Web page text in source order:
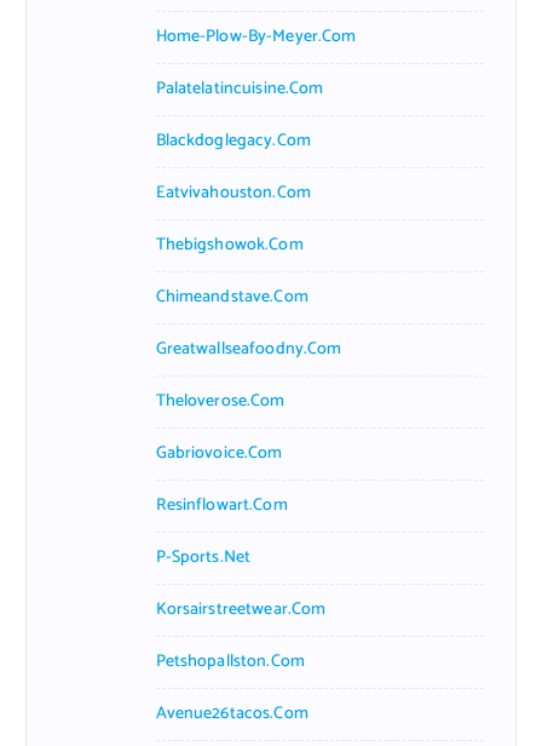
Home-Plow-By-Meyer.com
Palatelatincuisine.com
Blackdoglegacy.com
Eatvivahouston.com
Thebigshowok.com
Chimeandstave.com
Greatwallseafoodny.com
Theloverose.com
Gabriovoice.com
Resinflowart.com
P-Sports.net
Korsairstreetwear.com
Petshopallston.com
Avenue26tacos.com